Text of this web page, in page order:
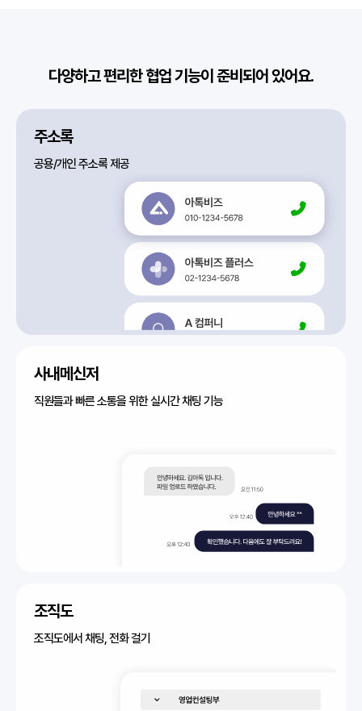
다양하고 편리한 협업 기능이 준비되어 있어요.
주소록
공용/개인 주소록 제공
사내메신저
직원들과 빠른 소통을 위한 실시간 채팅 기능
조직도
조직도에서 채팅, 전화 걸기